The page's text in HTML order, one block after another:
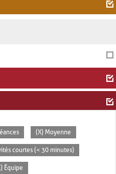
(X) Moyenne
courtes (< 30 minutes)
Équipe